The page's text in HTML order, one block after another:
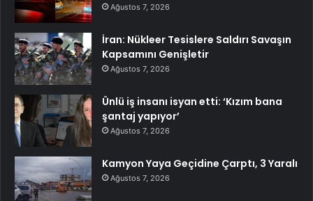
Ağustos 7, 2026
İran: Nükleer Tesislere Saldırı Savaşın
Kapsamını Genişletir
Ağustos 7, 2026
Ünlü iş insanı isyan etti: ‘Kızım bana
şantaj yapıyor’
Ağustos 7, 2026
Kamyon Yaya Geçidine Çarptı, 3 Yaralı
Ağustos 7, 2026